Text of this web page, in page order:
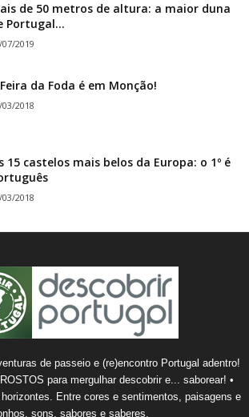
de 50 metros de altura: a maior duna
Portugal...
2019
da Foda é em Monção!
2018
15 castelos mais belos da Europa: o 1º é
2018
de passeio e (re)encontro Portugal adentro!
para mergulhar descobrir e... saborear! •
Entre cores e sentimentos, paisagens e
sons, sabores e saberes.